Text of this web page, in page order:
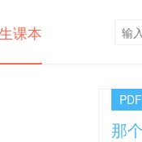
课本
那